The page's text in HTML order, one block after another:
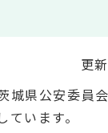
更
県公安委員
います。